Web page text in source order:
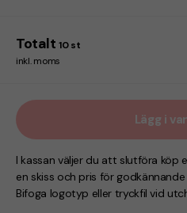
Totalt 10 st
inkl. moms
Lägg i
I kassan väljer du att slutföra köp
en skiss och pris för
Bifoga logotyp eller tryckfil vid